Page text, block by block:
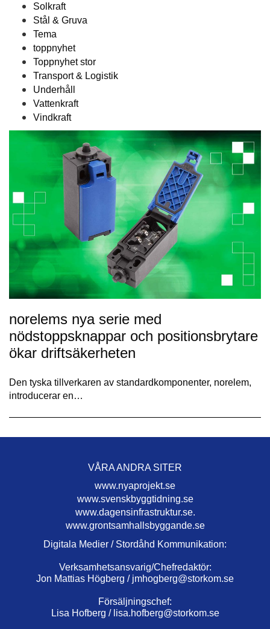
Solkraft
Stål & Gruva
Tema
toppnyhet
Toppnyhet stor
Transport & Logistik
Underhåll
Vattenkraft
Vindkraft
norelems nya serie med
nödstoppsknappar och positionsbrytare
ökar driftsäkerheten
Den tyska tillverkaren av standardkomponenter, norelem,
introducerar en…
VÅRA ANDRA SITER
www.nyaprojekt.se
www.svenskbyggtidning.se
www.dagensinfrastruktur.se.
www.grontsamhallsbyggande.se
Digitala Medier / Stordåhd Kommunikation:
Verksamhetsansvarig/Chefredaktör:
Jon Mattias Högberg / jmhogberg@storkom.se
Försäljningschef:
Lisa Hofberg / lisa.hofberg@storkom.se